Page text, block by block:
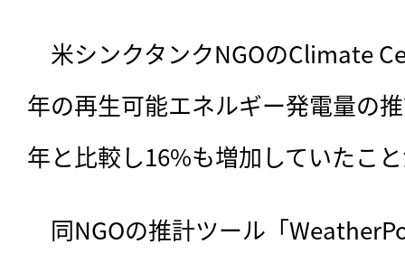
米シンクタンクNGOのClimate
年の再生可能エネルギー発電量の
年と比較し16%も増加していたこ
同NGOの推計ツール「